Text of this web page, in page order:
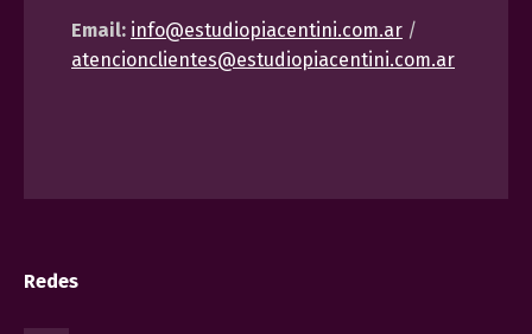
Email: info@estudiopiacentini.com.ar /
atencionclientes@estudiopiacentini.com.ar
Redes